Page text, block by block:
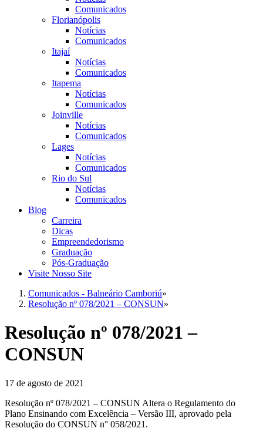
Comunicados
Florianópolis
Notícias
Comunicados
Itajaí
Notícias
Comunicados
Itapema
Notícias
Comunicados
Joinville
Notícias
Comunicados
Lages
Notícias
Comunicados
Rio do Sul
Notícias
Comunicados
Blog
Carreira
Dicas
Empreendedorismo
Graduação
Pós-Graduação
Visite Nosso Site
Comunicados - Balneário Camboriú»
Resolução nº 078/2021 – CONSUN»
Resolução nº 078/2021 –
CONSUN
17 de agosto de 2021
Resolução nº 078/2021 – CONSUN Altera o Regulamento do
Plano Ensinando com Excelência – Versão III, aprovado pela
Resolução do CONSUN n° 058/2021.